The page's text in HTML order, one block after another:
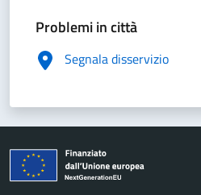
Problemi in città
Segnala disservizio